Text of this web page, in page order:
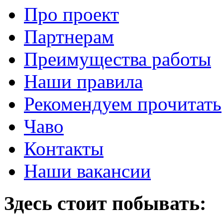
Про проект
Партнерам
Преимущества работы
Наши правила
Рекомендуем прочитать
Чаво
Контакты
Наши вакансии
Здесь стоит побывать: